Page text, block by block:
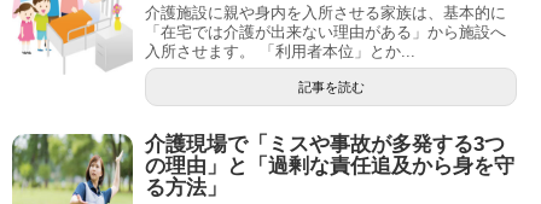
介護施設に親や身内を入所させる家族は、基本的に
「在宅では介護が出来ない理由がある」から施設へ
入所させます。 「利用者本位」とか...
記事を読む
介護現場で「ミスや事故が多発する3つ
の理由」と「過剰な責任追及から身を守
る方法」